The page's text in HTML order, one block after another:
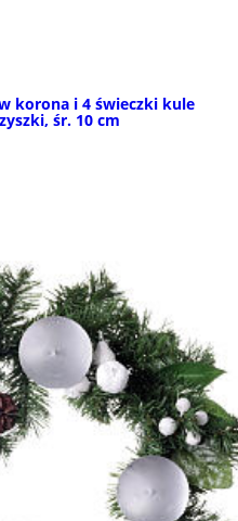
korona i 4 świeczki kule
śr. 10 cm